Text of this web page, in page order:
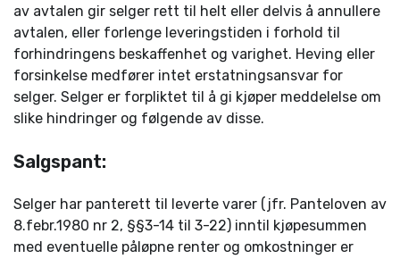
av avtalen gir selger rett til helt eller delvis å annullere
avtalen, eller forlenge leveringstiden i forhold til
forhindringens beskaffenhet og varighet. Heving eller
forsinkelse medfører intet erstatningsansvar for
selger. Selger er forpliktet til å gi kjøper meddelelse om
slike hindringer og følgende av disse.
Salgspant:
Selger har panterett til leverte varer (jfr. Panteloven av
8.febr.1980 nr 2, §§3-14 til 3-22) inntil kjøpesummen
med eventuelle påløpne renter og omkostninger er